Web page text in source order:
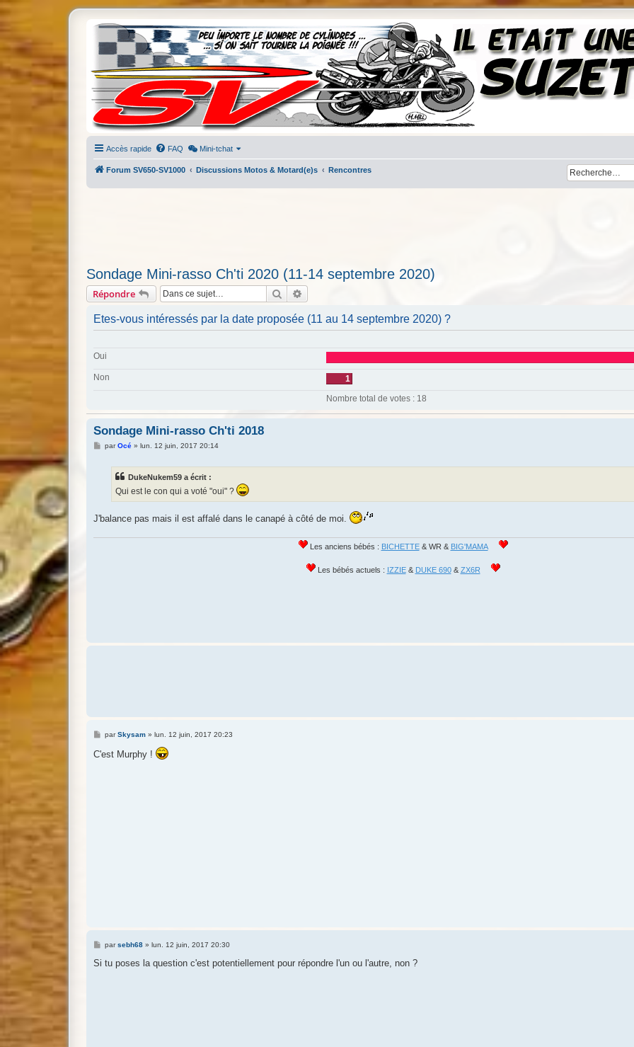
Accès rapide FAQ Mini-tchat
Forum SV650-SV1000 Discussions Motos & Motard(e)s Rencontres
Sondage Mini-rasso Ch'ti 2020 (11-14 septembre 2020)
Répondre Rechercher
Etes-vous intéressés par la date proposée (11 au 14 septembre 2020) ?
Oui
Non 1
Nombre total de votes : 18
Sondage Mini-rasso Ch'ti 2018
MparOcé» lun. 12 juin, 2017 20:14
DukeNukem59 a écrit :
Qui est le con qui a voté "oui" ?
J'balance pas mais il est affalé dans le canapé à côté de moi.
Les anciens bébés : BICHETTE& WR & BIG'MAMA
Les bébés actuels : IZZIE& DUKE 690&ZX6R
M
s
parSkysam» lun. 12 juin, 2017 20:23
C'est Murphy !
M
s
parsebh68» lun. 12 juin, 2017 20:30
Si tu poses la question c'est potentiellement pour répondre l'un ou l'autre, non ?